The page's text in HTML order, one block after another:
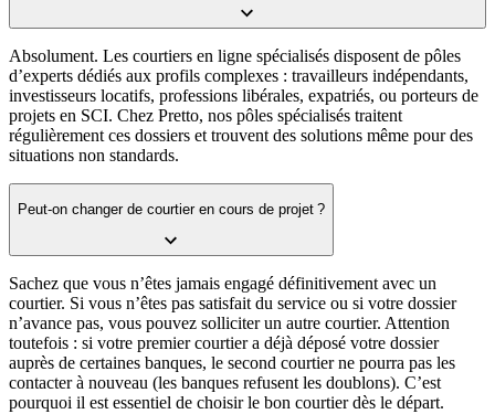
Absolument. Les courtiers en ligne spécialisés disposent de pôles
d’experts dédiés aux profils complexes : travailleurs indépendants,
investisseurs locatifs, professions libérales, expatriés, ou porteurs de
projets en SCI. Chez Pretto, nos pôles spécialisés traitent
régulièrement ces dossiers et trouvent des solutions même pour des
situations non standards.
Peut-on changer de courtier en cours de projet ?
Sachez que vous n’êtes jamais engagé définitivement avec un
courtier. Si vous n’êtes pas satisfait du service ou si votre dossier
n’avance pas, vous pouvez solliciter un autre courtier. Attention
toutefois : si votre premier courtier a déjà déposé votre dossier
auprès de certaines banques, le second courtier ne pourra pas les
contacter à nouveau (les banques refusent les doublons). C’est
pourquoi il est essentiel de choisir le bon courtier dès le départ.